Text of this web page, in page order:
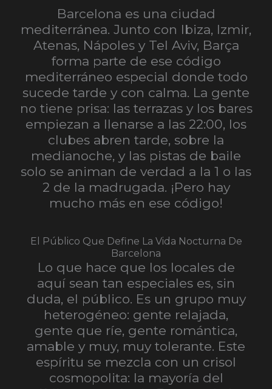
Barcelona es una ciudad
mediterránea. Junto con Ibiza, Izmir,
Atenas, Nápoles y Tel Aviv, Barça
forma parte de ese código
mediterráneo especial donde todo
sucede tarde y con calma. La gente
no tiene prisa: las terrazas y los bares
empiezan a llenarse a las 22:00, los
clubes abren tarde, sobre la
medianoche, y las pistas de baile
solo se animan de verdad a la 1 o las
2 de la madrugada. ¡Pero hay
mucho más en ese código!
El Público Que Define La Vida Nocturna De
Barcelona
Lo que hace que los locales de
aquí sean tan especiales es, sin
duda, el público. Es un grupo muy
heterogéneo: gente relajada,
gente que ríe, gente romántica,
amable y muy, muy tolerante. Este
espíritu se mezcla con un crisol
cosmopolita: la mayoría del